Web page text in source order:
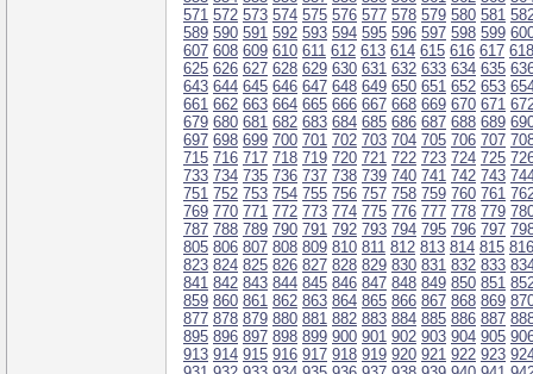
571 572 573 574 575 576 577 578 579 580 581
589 590 591 592 593 594 595 596 597 598 599
607 608 609 610 611 612 613 614 615 616 617 618
625 626 627 628 629 630 631 632 633 634 635
643 644 645 646 647 648 649 650 651 652 653
661 662 663 664 665 666 667 668 669 670 671
679 680 681 682 683 684 685 686 687 688 689
697 698 699 700 701 702 703 704 705 706 707
715 716 717 718 719 720 721 722 723 724 725
733 734 735 736 737 738 739 740 741 742 743
751 752 753 754 755 756 757 758 759 760 761
769 770 771 772 773 774 775 776 777 778 779
787 788 789 790 791 792 793 794 795 796 797
805 806 807 808 809 810 811 812 813 814 815 816
823 824 825 826 827 828 829 830 831 832 833
841 842 843 844 845 846 847 848 849 850 851
859 860 861 862 863 864 865 866 867 868 869
877 878 879 880 881 882 883 884 885 886 887
895 896 897 898 899 900 901 902 903 904 905
913 914 915 916 917 918 919 920 921 922 923